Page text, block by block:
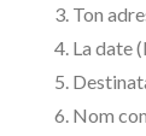
Ton
La date
Nom